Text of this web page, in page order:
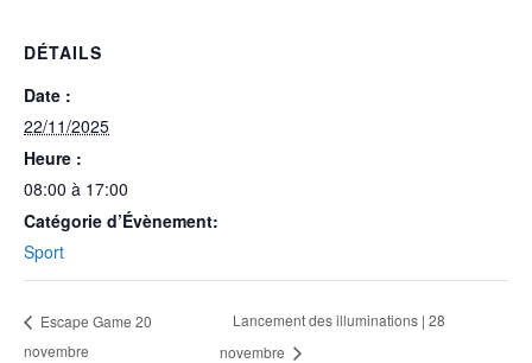
DÉTAILS
Date :
22/11/2025
Heure :
08:00 à 17:00
Catégorie d’Évènement:
Sport
Escape Game 20
novembre
Lancement des illuminations | 28
novembre